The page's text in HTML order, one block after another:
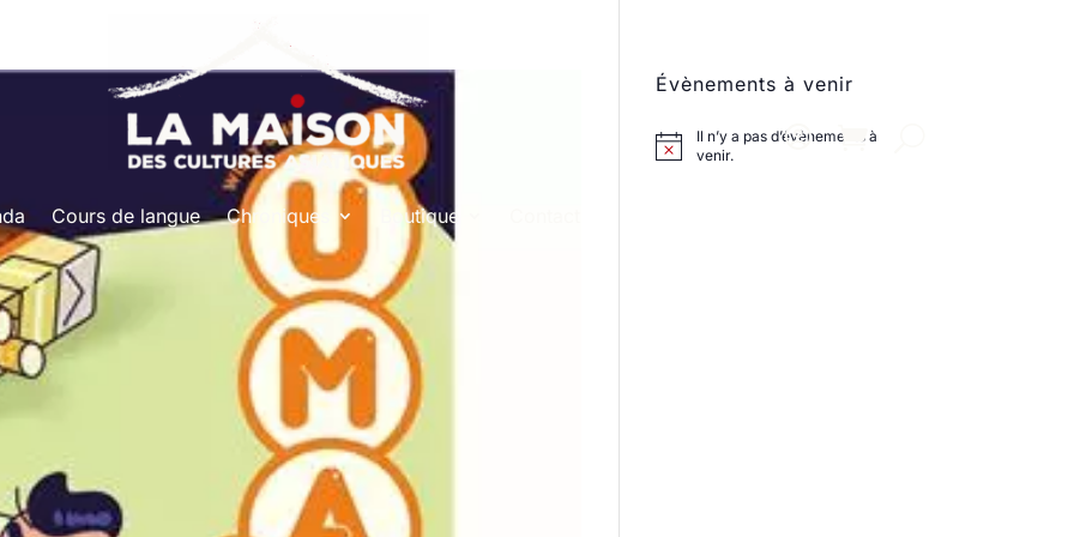
Cours de langue Chroniques Boutique
Évènements à venir
Il n’y a pas d’évènements à
venir.